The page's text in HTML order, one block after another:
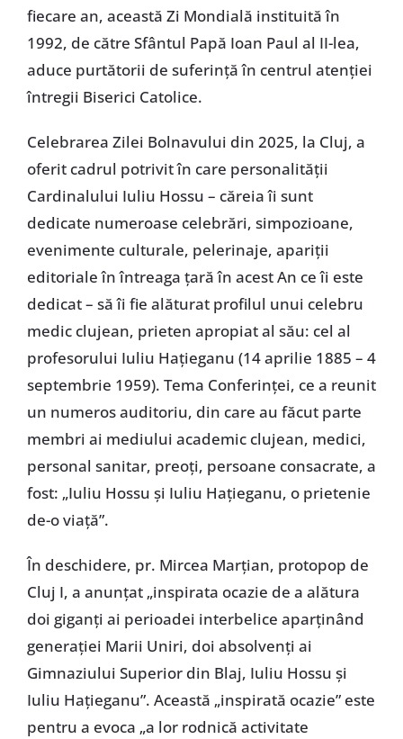
fiecare an, această Zi Mondială instituită în
1992, de către Sfântul Papă Ioan Paul al II-lea,
aduce purtătorii de suferință în centrul atenției
întregii Biserici Catolice.
Celebrarea Zilei Bolnavului din 2025, la Cluj, a
oferit cadrul potrivit în care personalității
Cardinalului Iuliu Hossu – căreia îi sunt
dedicate numeroase celebrări, simpozioane,
evenimente culturale, pelerinaje, apariții
editoriale în întreaga țară în acest An ce îi este
dedicat – să îi fie alăturat profilul unui celebru
medic clujean, prieten apropiat al său: cel al
profesorului Iuliu Hațieganu (14 aprilie 1885 – 4
septembrie 1959). Tema Conferinței, ce a reunit
un numeros auditoriu, din care au făcut parte
membri ai mediului academic clujean, medici,
personal sanitar, preoți, persoane consacrate, a
fost: „Iuliu Hossu și Iuliu Hațieganu, o prietenie
de-o viață”.
În deschidere, pr. Mircea Marțian, protopop de
Cluj I, a anunțat „inspirata ocazie de a alătura
doi giganți ai perioadei interbelice aparținând
generației Marii Uniri, doi absolvenți ai
Gimnaziului Superior din Blaj, Iuliu Hossu și
Iuliu Hațieganu”. Această „inspirată ocazie” este
pentru a evoca „a lor rodnică activitate